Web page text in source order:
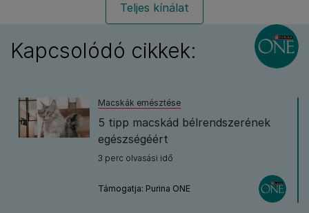
Teljes kínálat
Kapcsolódó cikkek:
Macskák emésztése
5 tipp macskád bélrendszerének
egészségéért
3 perc olvasási idő
Támogatja: Purina ONE